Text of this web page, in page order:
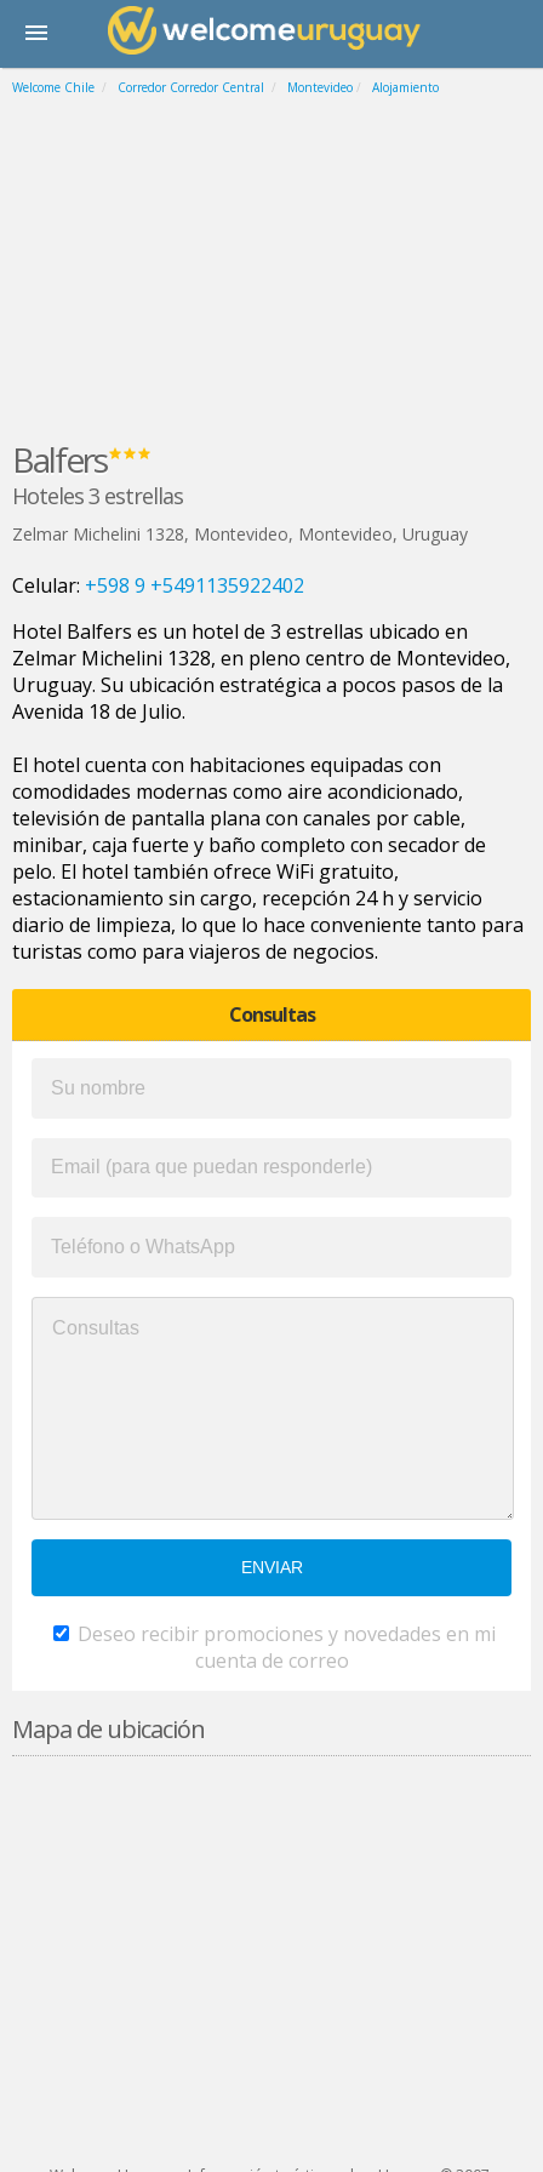
Welcome Chile Corredor Corredor Central Montevideo Alojamiento
Balfers
Hoteles 3 estrellas
Zelmar Michelini 1328, Montevideo, Montevideo, Uruguay
Celular: +598 9 +5491135922402
Hotel Balfers es un hotel de 3 estrellas ubicado en
Zelmar Michelini 1328, en pleno centro de Montevideo,
Uruguay. Su ubicación estratégica a pocos pasos de la
Avenida 18 de Julio.
El hotel cuenta con habitaciones equipadas con
comodidades modernas como aire acondicionado,
televisión de pantalla plana con canales por cable,
minibar, caja fuerte y baño completo con secador de
pelo. El hotel también ofrece WiFi gratuito,
estacionamiento sin cargo, recepción 24 h y servicio
diario de limpieza, lo que lo hace conveniente tanto para
turistas como para viajeros de negocios.
Consultas
Deseo recibir promociones y novedades en mi
cuenta de correo
Mapa de ubicación